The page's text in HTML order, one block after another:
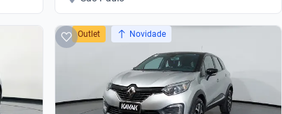
Outlet Novidade